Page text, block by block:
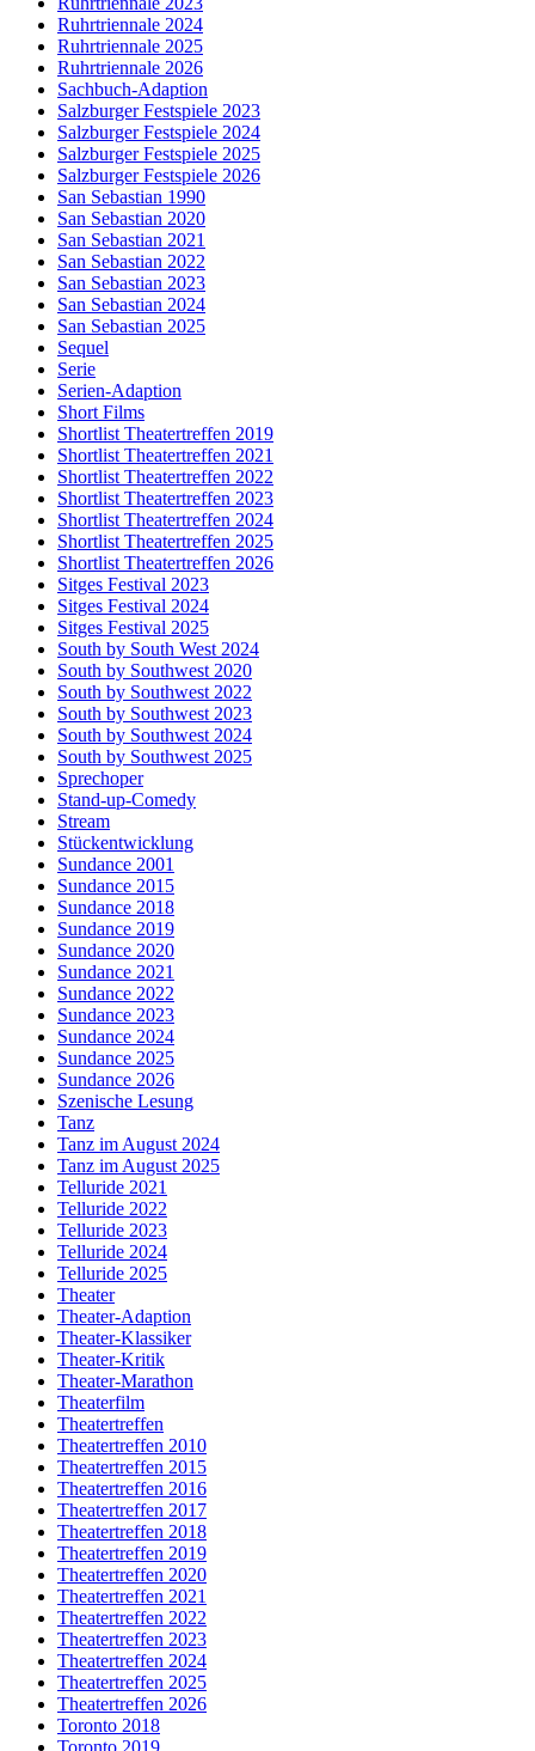
Ruhrtriennale 2024
Ruhrtriennale 2025
Ruhrtriennale 2026
Sachbuch-Adaption
Salzburger Festspiele 2023
Salzburger Festspiele 2024
Salzburger Festspiele 2025
Salzburger Festspiele 2026
San Sebastian 1990
San Sebastian 2020
San Sebastian 2021
San Sebastian 2022
San Sebastian 2023
San Sebastian 2024
San Sebastian 2025
Sequel
Serie
Serien-Adaption
Short Films
Shortlist Theatertreffen 2019
Shortlist Theatertreffen 2021
Shortlist Theatertreffen 2022
Shortlist Theatertreffen 2023
Shortlist Theatertreffen 2024
Shortlist Theatertreffen 2025
Shortlist Theatertreffen 2026
Sitges Festival 2023
Sitges Festival 2024
Sitges Festival 2025
South by South West 2024
South by Southwest 2020
South by Southwest 2022
South by Southwest 2023
South by Southwest 2024
South by Southwest 2025
Sprechoper
Stand-up-Comedy
Stream
Stückentwicklung
Sundance 2001
Sundance 2015
Sundance 2018
Sundance 2019
Sundance 2020
Sundance 2021
Sundance 2022
Sundance 2023
Sundance 2024
Sundance 2025
Sundance 2026
Szenische Lesung
Tanz
Tanz im August 2024
Tanz im August 2025
Telluride 2021
Telluride 2022
Telluride 2023
Telluride 2024
Telluride 2025
Theater
Theater-Adaption
Theater-Klassiker
Theater-Kritik
Theater-Marathon
Theaterfilm
Theatertreffen
Theatertreffen 2010
Theatertreffen 2015
Theatertreffen 2016
Theatertreffen 2017
Theatertreffen 2018
Theatertreffen 2019
Theatertreffen 2020
Theatertreffen 2021
Theatertreffen 2022
Theatertreffen 2023
Theatertreffen 2024
Theatertreffen 2025
Theatertreffen 2026
Toronto 2018
Toronto 2019